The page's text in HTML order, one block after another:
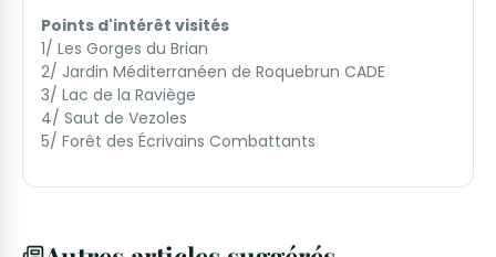
Points d'intérêt visités
1/ Les Gorges du Brian
2/ Jardin Méditerranéen de Roquebrun CADE
3/ Lac de la Raviège
4/ Saut de Vezoles
5/ Forêt des Écrivains Combattants